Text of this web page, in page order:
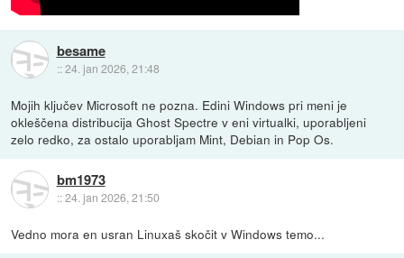
besame
::24. jan 2026, 21:48
Mojih ključev Microsoft ne pozna. Edini Windows pri meni je
okleščena distribucija Ghost Spectre v eni virtualki, uporabljeni
zelo redko, za ostalo uporabljam Mint, Debian in Pop Os.
bm1973
::24. jan 2026, 21:50
Vedno mora en usran Linuxaš skočit v Windows temo...